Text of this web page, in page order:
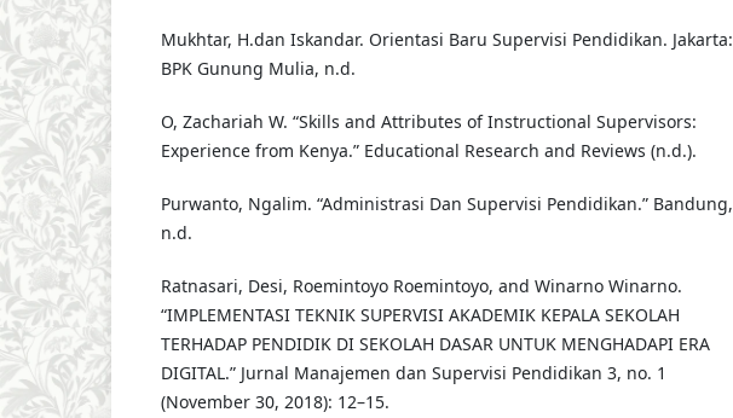
Mukhtar, H.dan Iskandar. Orientasi Baru Supervisi Pendidikan. Jakarta:
BPK Gunung Mulia, n.d.
O, Zachariah W. “Skills and Attributes of Instructional Supervisors:
Experience from Kenya.” Educational Research and Reviews (n.d.).
Purwanto, Ngalim. “Administrasi Dan Supervisi Pendidikan.” Bandung,
n.d.
Ratnasari, Desi, Roemintoyo Roemintoyo, and Winarno Winarno.
“IMPLEMENTASI TEKNIK SUPERVISI AKADEMIK KEPALA SEKOLAH
TERHADAP PENDIDIK DI SEKOLAH DASAR UNTUK MENGHADAPI ERA
DIGITAL.” Jurnal Manajemen dan Supervisi Pendidikan 3, no. 1
(November 30, 2018): 12–15.